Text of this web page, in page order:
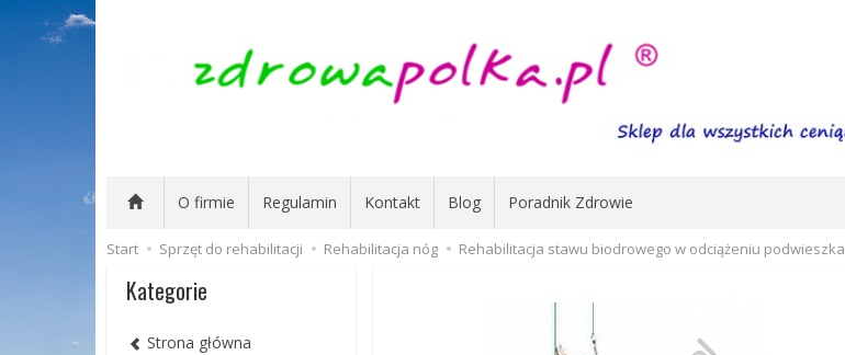
O firmie Regulamin Kontakt Blog Poradnik Zdrowie
Start Sprzęt do rehabilitacji Rehabilitacja nóg Rehabilitacja stawu biodrowego w odciążeniu podwieszka
Kategorie
Strona główna